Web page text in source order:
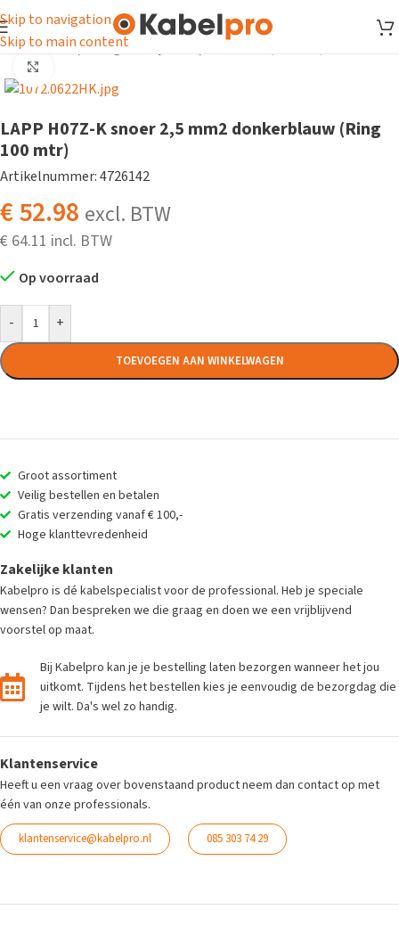
Skip to navigation
Skip to main content
Home/ Snoer/Halogeenvrij snoer
LAPP H07Z-K snoer 2,5 mm2 donkerblauw (Ring
100 mtr)
Artikelnummer: 4726142
€52.98 excl. BTW
€ 64.11
Op voorraad
- +
TOEVOEGEN AAN WINKELWAGEN
Groot assortiment
Veilig bestellen en betalen
Gratis verzending vanaf € 100,-
Hoge klanttevredenheid
Zakelijke klanten
Kabelpro is dé kabelspecialist voor de professional. Heb je speciale
wensen? Dan bespreken we die graag en doen we een vrijblijvend
voorstel op maat.
Bij Kabelpro kan je je bestelling laten bezorgen wanneer het jou
uitkomt. Tijdens het bestellen kies je eenvoudig de bezorgdag die
je wilt. Da's wel zo handig.
Klantenservice
Heeft u een vraag over bovenstaand product neem dan contact op met
één van onze professionals.
klantenservice@kabelpro.nl 085 303 74 29